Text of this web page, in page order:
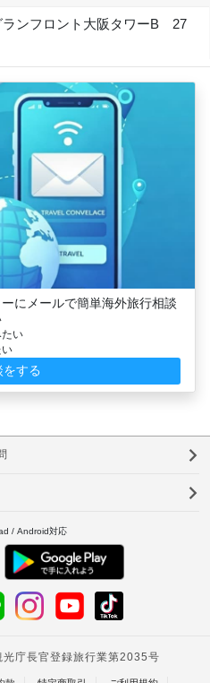
ランフロント大阪タワーB 27
にメールで簡単海外旅行相談
い
をする